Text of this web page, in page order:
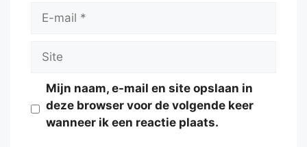
Site
Mijn naam, e-mail en site opslaan in
deze browser voor de volgende keer
wanneer ik een reactie plaats.